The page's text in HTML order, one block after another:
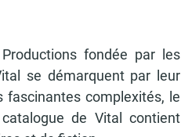
fondée par les
se démarquent par leur
complexités, le
de Vital contient